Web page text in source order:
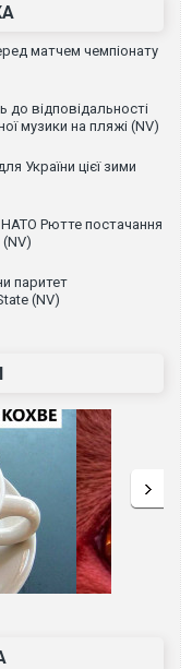
матчем чемпіонату
до відповідальності
музики на пляжі (NV)
України цієї зими
Рютте постачання
паритет
(NV)